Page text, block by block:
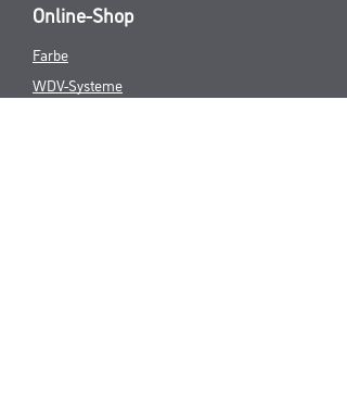
Online-Shop
Farbe
WDV-Systeme